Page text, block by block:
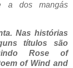
a dos mangás
Nas histórias
títulos são
Rose of
of Wind and